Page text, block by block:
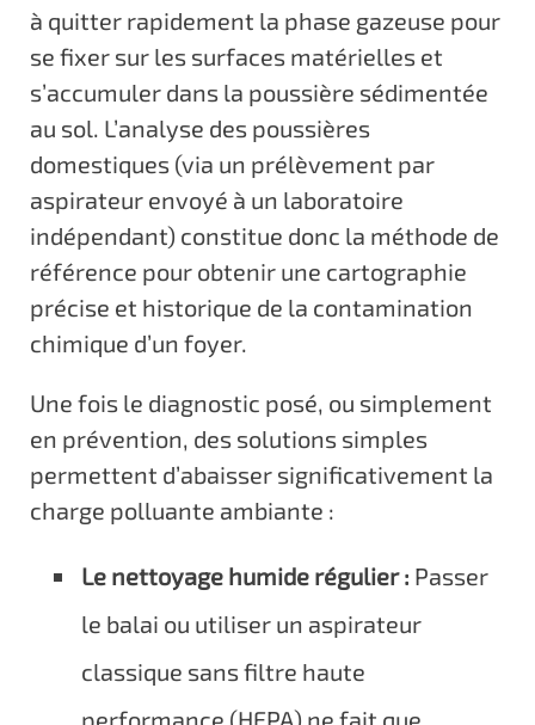
à quitter rapidement la phase gazeuse pour
se fixer sur les surfaces matérielles et
s’accumuler dans la poussière sédimentée
au sol. L’analyse des poussières
domestiques (via un prélèvement par
aspirateur envoyé à un laboratoire
indépendant) constitue donc la méthode de
référence pour obtenir une cartographie
précise et historique de la contamination
chimique d’un foyer.
Une fois le diagnostic posé, ou simplement
en prévention, des solutions simples
permettent d’abaisser significativement la
charge polluante ambiante :
Le nettoyage humide régulier : Passer
le balai ou utiliser un aspirateur
classique sans filtre haute
performance (HEPA) ne fait que